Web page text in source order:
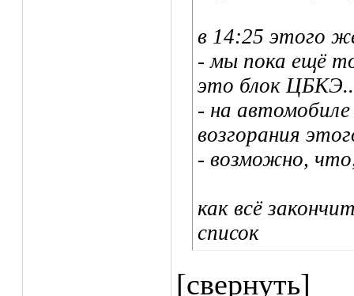
в 14:25 этого
- мы пока ещё
это блок
- на
возгорания
- возможно,
как всё
список
[свернуть]